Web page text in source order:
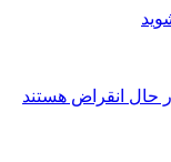
حال انقراض هستند